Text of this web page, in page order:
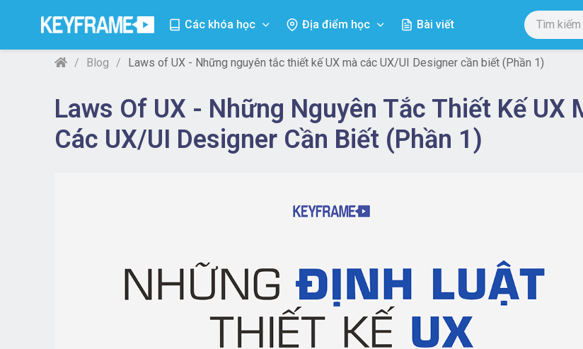
Các khóa học Địa điểm học Bài viết
Blog Laws of UX - Những nguyên tắc thiết kế UX mà các UX/UI Designer cần biết (Phần 1)
Laws Of UX - Những Nguyên Tắc Thiết Kế UX
Các UX/UI Designer Cần Biết (Phần 1)